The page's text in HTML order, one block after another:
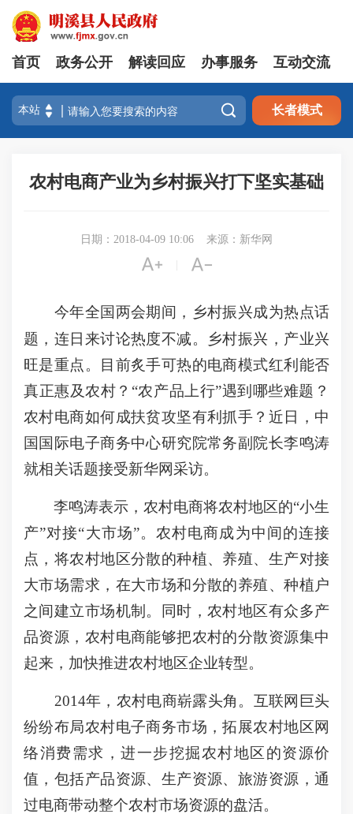
首页 政务公开 解读回应 办事服务 互动交流
 长者模式
农村电商产业为乡村振兴打下坚实基础
日期：2018-04-09 10:06 来源：新华网
 
今年全国两会期间，乡村振兴成为热点话
题，连日来讨论热度不减。乡村振兴，产业兴
旺是重点。目前炙手可热的电商模式红利能否
真正惠及农村？“农产品上行”遇到哪些难题？
农村电商如何成扶贫攻坚有利抓手？近日，中
国国际电子商务中心研究院常务副院长李鸣涛
就相关话题接受新华网采访。
李鸣涛表示，农村电商将农村地区的“小生
产”对接“大市场”。农村电商成为中间的连接
点，将农村地区分散的种植、养殖、生产对接
大市场需求，在大市场和分散的养殖、种植户
之间建立市场机制。同时，农村地区有众多产
品资源，农村电商能够把农村的分散资源集中
起来，加快推进农村地区企业转型。
2014年，农村电商崭露头角。互联网巨头
纷纷布局农村电子商务市场，拓展农村地区网
络消费需求，进一步挖掘农村地区的资源价
值，包括产品资源、生产资源、旅游资源，通
过电商带动整个农村市场资源的盘活。